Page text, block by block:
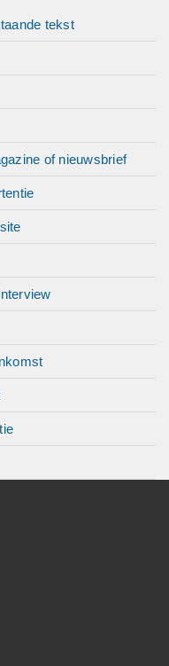
tekst
of nieuwsbrief